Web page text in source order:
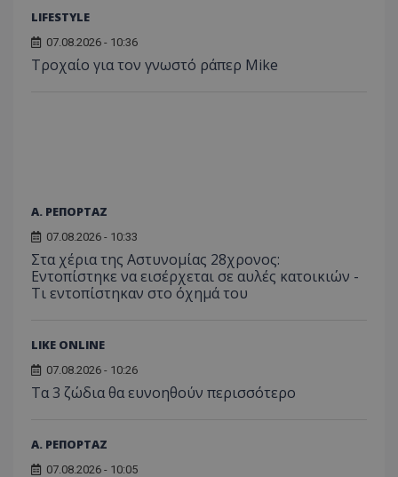
LIFESTYLE
07.08.2026 - 10:36
Τροχαίο για τον γνωστό ράπερ Mike
Α. ΡΕΠΟΡΤΑΖ
07.08.2026 - 10:33
Στα χέρια της Αστυνομίας 28χρονος:
Εντοπίστηκε να εισέρχεται σε αυλές κατοικιών -
Τι εντοπίστηκαν στο όχημά του
LIKE ONLINE
07.08.2026 - 10:26
Τα 3 ζώδια θα ευνοηθούν περισσότερο
Α. ΡΕΠΟΡΤΑΖ
07.08.2026 - 10:05